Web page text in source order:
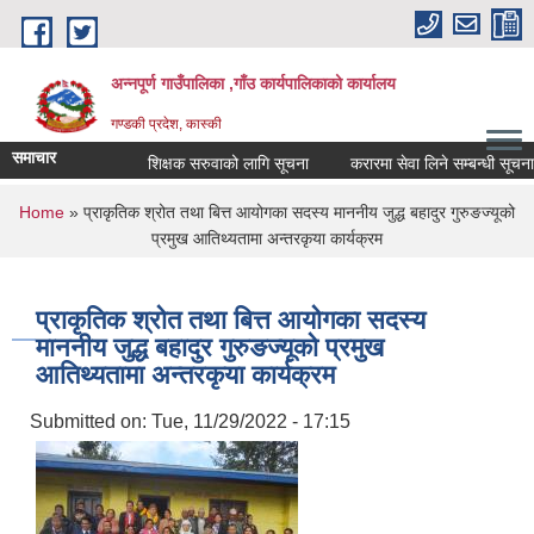
Skip to main content
अन्नपूर्ण गाउँपालिका ,गाँउ कार्यपालिकाको कार्यालय
गण्डकी प्रदेश, कास्की
समाचार शिक्षक सरुवाको लागि सूचना करारमा सेवा लिने सम्बन्धी सूचना ।
You are here
Home » प्राकृतिक श्रोत तथा बित्त आयोगका सदस्य माननीय जुद्ध बहादुर गुरुङज्यूको
प्रमुख आतिथ्यतामा अन्तरकृया कार्यक्रम
प्राकृतिक श्रोत तथा बित्त आयोगका सदस्य
माननीय जुद्ध बहादुर गुरुङज्यूको प्रमुख
आतिथ्यतामा अन्तरकृया कार्यक्रम
Submitted on: Tue, 11/29/2022 - 17:15